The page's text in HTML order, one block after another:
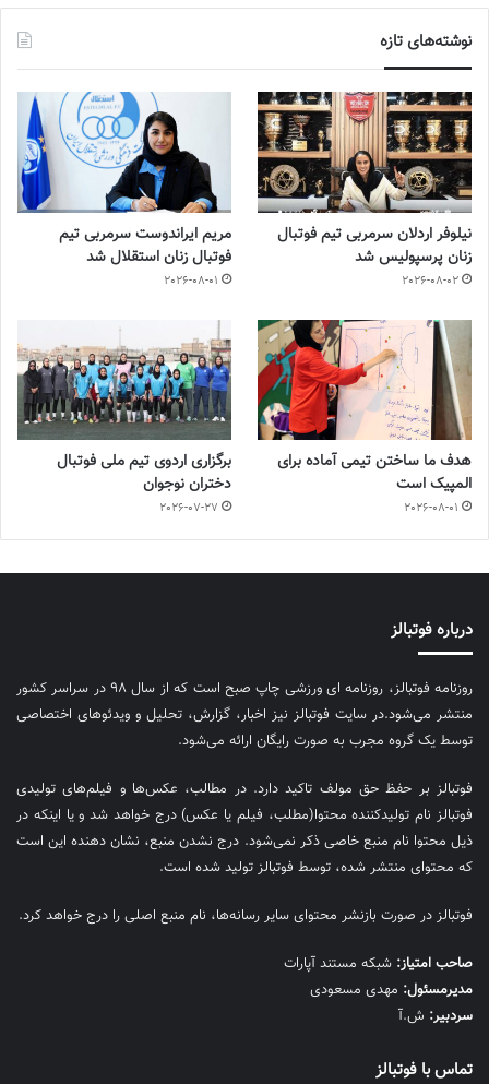
نوشته‌های تازه
نیلوفر اردلان سرمربی تیم فوتبال
زنان پرسپولیس شد
2026-08-02
مریم ایراندوست سرمربی تیم
فوتبال زنان استقلال شد
2026-08-01
هدف ما ساختن تیمی آماده برای
المپیک است
2026-08-01
برگزاری اردوی تیم ملی فوتبال
دختران نوجوان
2026-07-27
درباره فوتبالز
روزنامه فوتبالز، روزنامه ای ورزشی چاپ صبح است که از سال ۹۸ در سراسر کشور
منتشر می‌شود.در سایت فوتبالز نیز اخبار، گزارش، تحلیل و ویدئوهای اختصاصی
توسط یک گروه مجرب به صورت رایگان ارائه می‌شود.
فوتبالز بر حفظ حق مولف تاکید دارد. در مطالب، عکس‌ها و فیلم‌های تولیدی
فوتبالز نام تولیدکننده محتوا(مطلب، فیلم یا عکس) درج خواهد شد و یا اینکه در
ذیل محتوا نام منبع خاصی ذکر نمی‌‎شود. درج نشدن منبع، نشان دهنده این است
که محتوای منتشر شده، توسط فوتبالز تولید شده است.
فوتبالز در صورت بازنشر محتوای سایر رسانه‌ها، نام منبع اصلی را درج خواهد کرد.
صاحب امتیاز: شبکه مستند آپارات
مديرمسئول: مهدی مسعودی
سردبیر: ش.آ
تماس با فوتبالز